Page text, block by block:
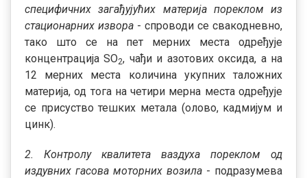
специфичних загађујућих материја пореклом из
стационарних извора - спроводи се свакодневно,
тако што се на пет мерних места одређује
концентрација SO2, чађи и азотових оксида, а на
12 мерних места количина укупних таложних
материја, од тога на четири мерна места одређује
се присуство тешких метала (олово, кадмијум и
цинк).
2. Контролу квалитета ваздуха пореклом од
издувних гасова моторних возила - подразумева